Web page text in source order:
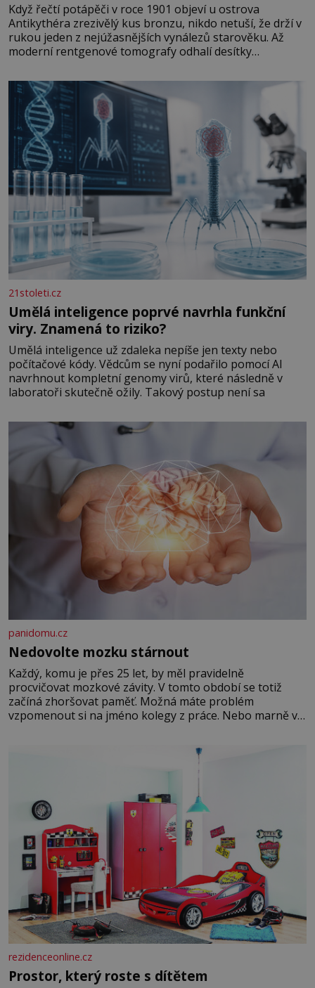
Když řečtí potápěči v roce 1901 objeví u ostrova
Antikythéra zrezivělý kus bronzu, nikdo netuší, že drží v
rukou jeden z nejúžasnějších vynálezů starověku. Až
moderní rentgenové tomografy odhalí desítky
Antikythéry je dnes považován za nejstarší známý
analogový počítač na světě. Přesto ani po více než sto
letech výzkumu
21stoleti.cz
Umělá inteligence poprvé navrhla funkční
viry. Znamená to riziko?
Umělá inteligence už zdaleka nepíše jen texty nebo
počítačové kódy. Vědcům se nyní podařilo pomocí AI
navrhnout kompletní genomy virů, které následně v
laboratoři skutečně ožily. Takový postup není sa
panidomu.cz
Nedovolte mozku stárnout
Každý, komu je přes 25 let, by měl pravidelně
procvičovat mozkové závity. V tomto období se totiž
začíná zhoršovat paměť. Možná máte problém
vzpomenout si na jméno kolegy z práce. Nebo marně v
rezidenceonline.cz
Prostor, který roste s dítětem